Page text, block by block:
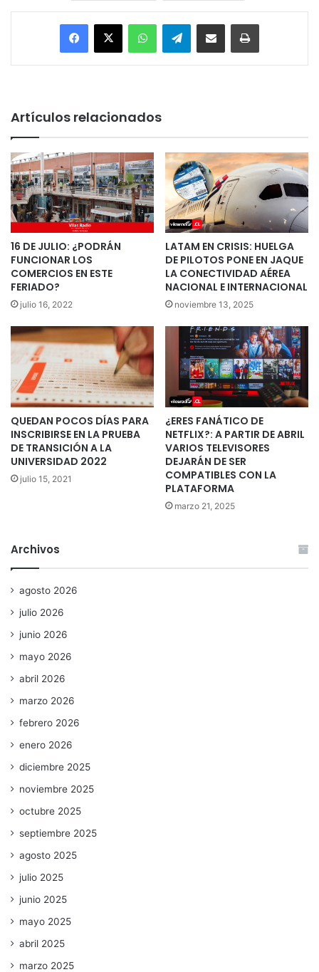
Facebook
X WhatsAppTelegramEnviar vía email Imprimir
Artículos relacionados
16 DE JULIO: ¿PODRÁN
FUNCIONAR LOS
COMERCIOS EN ESTE
FERIADO?
julio 16, 2022
LATAM EN CRISIS: HUELGA
DE PILOTOS PONE EN JAQUE
LA CONECTIVIDAD AÉREA
NACIONAL E INTERNACIONAL
noviembre 13, 2025
QUEDAN POCOS DÍAS PARA
INSCRIBIRSE EN LA PRUEBA
DE TRANSICIÓN A LA
UNIVERSIDAD 2022
julio 15, 2021
¿ERES FANÁTICO DE
NETFLIX?: A PARTIR DE ABRIL
VARIOS TELEVISORES
DEJARÁN DE SER
COMPATIBLES CON LA
PLATAFORMA
marzo 21, 2025
Archivos
agosto 2026
julio 2026
junio 2026
mayo 2026
abril 2026
marzo 2026
febrero 2026
enero 2026
diciembre 2025
noviembre 2025
octubre 2025
septiembre 2025
agosto 2025
julio 2025
junio 2025
mayo 2025
abril 2025
marzo 2025